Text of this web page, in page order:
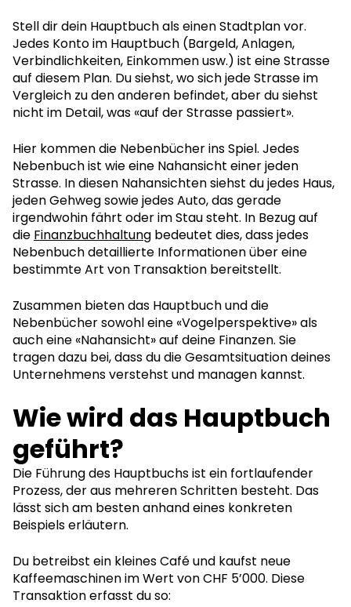
Stell dir dein Hauptbuch als einen Stadtplan vor.
Jedes Konto im Hauptbuch (Bargeld, Anlagen,
Verbindlichkeiten, Einkommen usw.) ist eine Strasse
auf diesem Plan. Du siehst, wo sich jede Strasse im
Vergleich zu den anderen befindet, aber du siehst
nicht im Detail, was «auf der Strasse passiert».
Hier kommen die Nebenbücher ins Spiel. Jedes
Nebenbuch ist wie eine Nahansicht einer jeden
Strasse. In diesen Nahansichten siehst du jedes Haus,
jeden Gehweg sowie jedes Auto, das gerade
irgendwohin fährt oder im Stau steht. In Bezug auf
die Finanzbuchhaltung bedeutet dies, dass jedes
Nebenbuch detaillierte Informationen über eine
bestimmte Art von Transaktion bereitstellt.
Zusammen bieten das Hauptbuch und die
Nebenbücher sowohl eine «Vogelperspektive» als
auch eine «Nahansicht» auf deine Finanzen. Sie
tragen dazu bei, dass du die Gesamtsituation deines
Unternehmens verstehst und managen kannst.
Wie wird das Hauptbuch
geführt?
Die Führung des Hauptbuchs ist ein fortlaufender
Prozess, der aus mehreren Schritten besteht. Das
lässt sich am besten anhand eines konkreten
Beispiels erläutern.
Du betreibst ein kleines Café und kaufst neue
Kaffeemaschinen im Wert von CHF 5’000. Diese
Transaktion erfasst du so: